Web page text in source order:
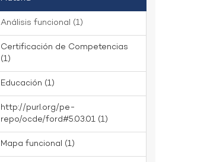
Análisis funcional (1)
Certificación de Competencias
(1)
Educación (1)
http://purl.org/pe-
repo/ocde/ford#5.03.01 (1)
Mapa funcional (1)